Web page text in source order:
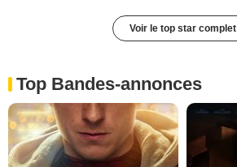
Voir le top star complet
Top Bandes-annonces